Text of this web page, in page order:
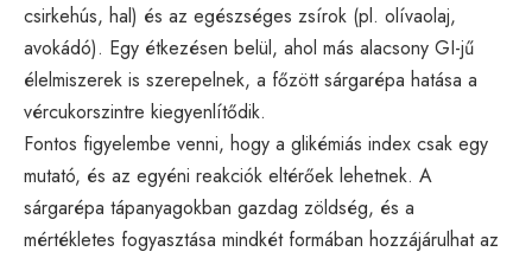
csirkehús, hal) és az egészséges zsírok (pl. olívaolaj,
avokádó). Egy étkezésen belül, ahol más alacsony GI-jű
élelmiszerek is szerepelnek, a főzött sárgarépa hatása a
vércukorszintre kiegyenlítődik.
Fontos figyelembe venni, hogy a glikémiás index csak egy
mutató, és az egyéni reakciók eltérőek lehetnek. A
sárgarépa tápanyagokban gazdag zöldség, és a
mértékletes fogyasztása mindkét formában hozzájárulhat az